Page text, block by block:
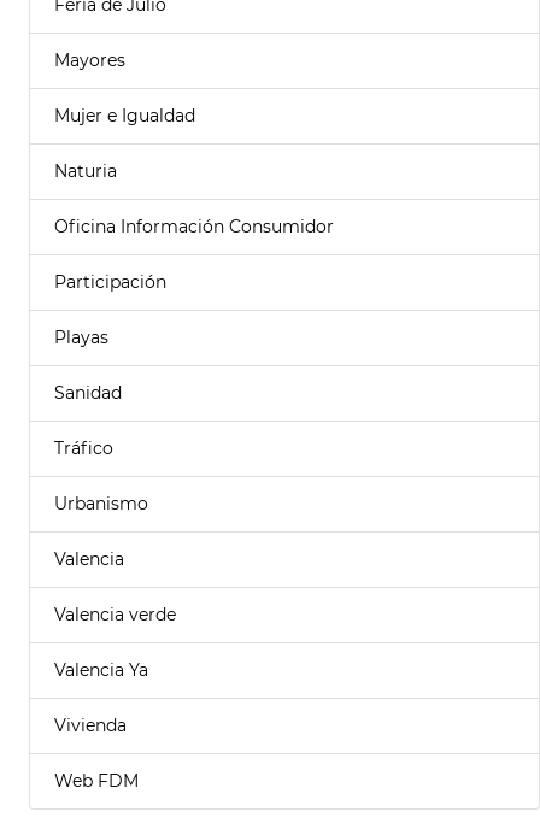
Mayores
Mujer e Igualdad
Naturia
Oficina Información Consumidor
Participación
Playas
Sanidad
Tráfico
Urbanismo
Valencia
Valencia verde
Valencia Ya
Vivienda
Web FDM